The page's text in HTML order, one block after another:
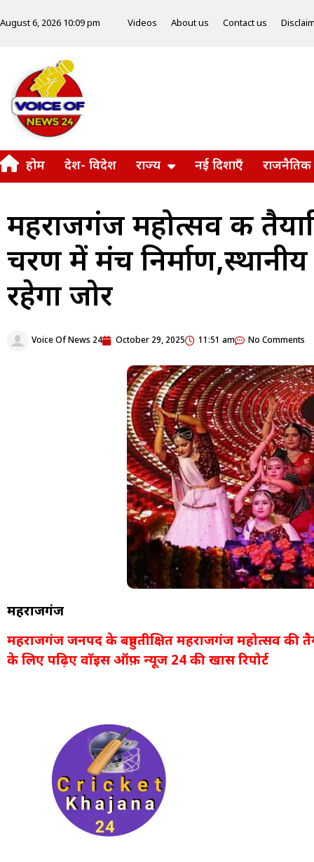
August 6, 2026 10:09 pm Videos About us Contact us
होम देश- विदेश राज्य नई दिशाएँ राजनैतिक
महराजगंज महोत्सव की
चरण में मंच
रहेगा जोर
Voice Of News 24 October 29, 2025 11:51 am No Comments
महराजगंज
महराजगंज जनपद के बहुप्रतीक्षित महराजगंज महोत्सव की
के लिए पढ़िए वाॅइस ऑफ़ न्यूज 24 की खास रिपोर्ट